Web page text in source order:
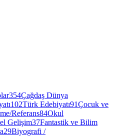
354Çağdaş Dünya
102Türk Edebiyatı91Çocuk ve
Referans84Okul
Gelişim37Fantastik ve Bilim
29Biyografi /